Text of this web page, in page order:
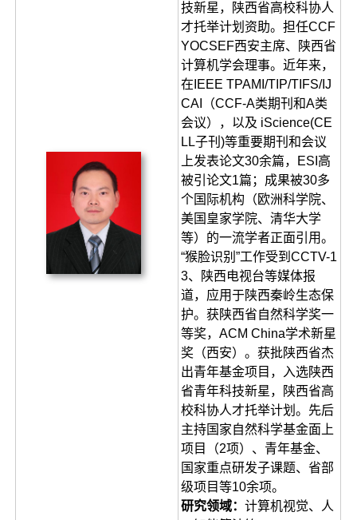
技新星，陕西省高校科协人
才托举计划资助。担任CCF
YOCSEF西安主席、陕西省
计算机学会理事。近年来，
在IEEE TPAMI/TIP/TIFS/IJ
CAI（CCF-A类期刊和A类
会议），以及 iScience(CE
LL子刊)等重要期刊和会议
上发表论文30余篇，ESI高
被引论文1篇；成果被30多
个国际机构（欧洲科学院、
美国皇家学院、清华大学
等）的一流学者正面引用。
“猴脸识别”工作受到CCTV-1
3、陕西电视台等媒体报
道，应用于陕西秦岭生态保
护。获陕西省自然科学奖一
等奖，ACM China学术新星
奖（西安）。获批陕西省杰
出青年基金项目，入选陕西
省青年科技新星，陕西省高
校科协人才托举计划。先后
主持国家自然科学基金面上
项目（2项）、青年基金、
国家重点研发子课题、省部
级项目等10余项。
研究领域：计算机视觉、人